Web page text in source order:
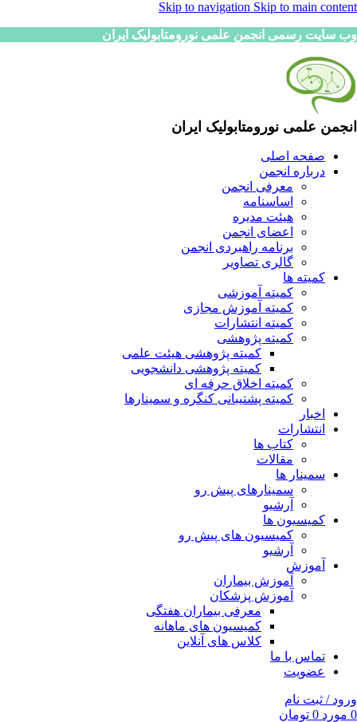
Skip to navigation Skip to main content
وب سایت رسمی انجمن علمی نورومتابولیک ایران
انجمن علمی نورومتابولیک ایران
صفحه اصلی
درباره انجمن
معرفی انجمن
اساسنامه
هیئت مدیره
اعضای انجمن
برنامه راهبردی انجمن
گالری تصاویر
کمیته ها
کمیته آموزشی
کمیته آموزش مجازی
کمیته انتشارات
کمیته پژوهشی
کمیته پژوهشی هیئت علمی
کمیته پژوهشی دانشجویی
کمیته اخلاق حرفه ای
کمیته پشتیبانی کنگره و سمینارها
اخبار
انتشارات
کتاب ها
مقالات
سمینار ها
سمینارهای پیش رو
آرشیو
کمیسیون ها
کمیسیون های پیش رو
آرشیو
آموزش
آموزش بیماران
آموزش پزشکان
معرفی بیماران هفتگی
کمیسیون های ماهانه
کلاس های آنلاین
تماس با ما
عضویت
ورود / ثبت نام
0 مورد 0 تومان